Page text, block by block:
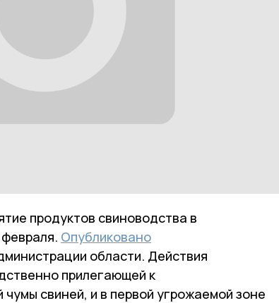
продуктов свиноводства в
Опубликовано
области. Действия
прилегающей к
свиней, и в первой угрожаемой зоне